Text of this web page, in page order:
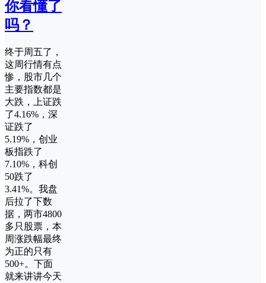
你看懂了
吗？
终于周五了，
这周行情有点
惨，股市几个
主要指数都是
大跌，上证跌
了4.16%，深
证跌了
5.19%，创业
板指跌了
7.10%，科创
50跌了
3.41%。我盘
后拉了下数
据，两市4800
多只股票，本
周涨跌幅最终
为正的只有
500+。下面
就来讲讲今天